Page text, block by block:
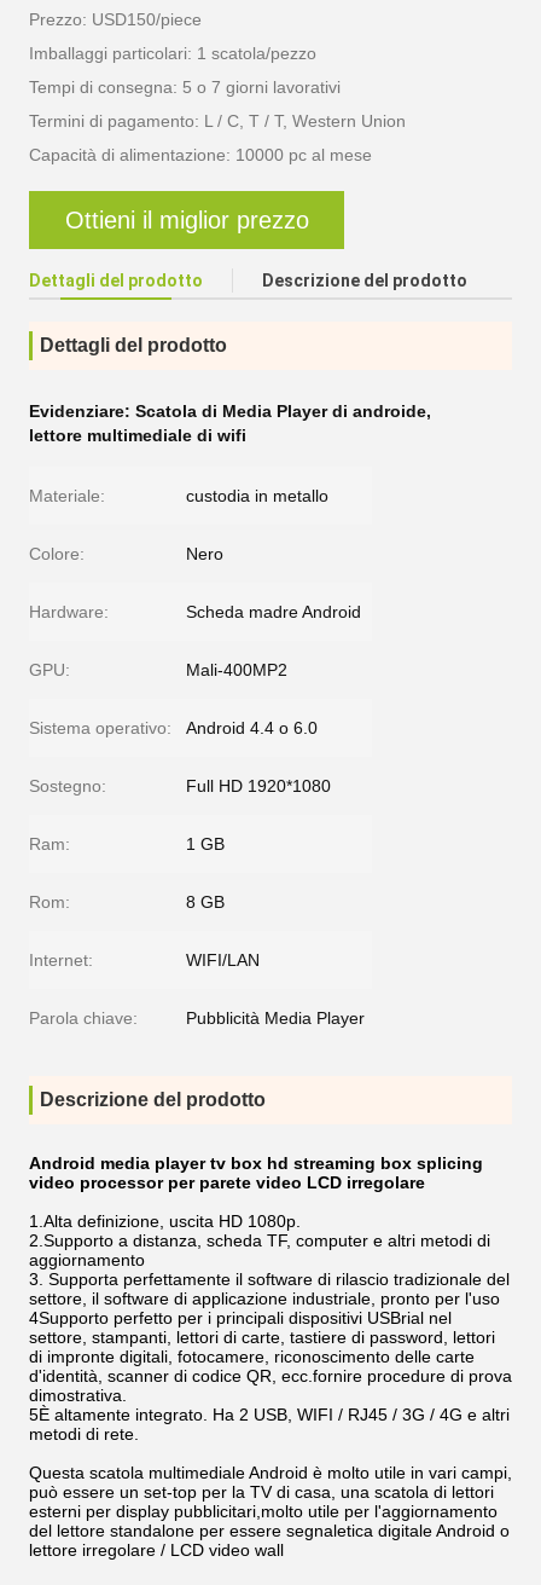
Prezzo: USD150/piece
Imballaggi particolari: 1 scatola/pezzo
Tempi di consegna: 5 o 7 giorni lavorativi
Termini di pagamento: L / C, T / T, Western Union
Capacità di alimentazione: 10000 pc al mese
Ottieni il miglior prezzo
Dettagli del prodotto Descrizione del prodotto
Dettagli del prodotto
Evidenziare: Scatola di Media Player di androide,
lettore multimediale di wifi
Materiale: custodia in metallo
Colore: Nero
Hardware: Scheda madre Android
GPU: Mali-400MP2
Sistema operativo: Android 4.4 o 6.0
Sostegno: Full HD 1920*1080
Ram: 1 GB
Rom: 8 GB
Internet: WIFI/LAN
Parola chiave: Pubblicità Media Player
Descrizione del prodotto
Android media player tv box hd streaming box splicing
video processor per parete video LCD irregolare
1.Alta definizione, uscita HD 1080p.
2.Supporto a distanza, scheda TF, computer e altri metodi di
aggiornamento
3. Supporta perfettamente il software di rilascio tradizionale del
settore, il software di applicazione industriale, pronto per l'uso
4Supporto perfetto per i principali dispositivi USBrial nel
settore, stampanti, lettori di carte, tastiere di password, lettori
di impronte digitali, fotocamere, riconoscimento delle carte
d'identità, scanner di codice QR, ecc.fornire procedure di prova
dimostrativa.
5È altamente integrato. Ha 2 USB, WIFI / RJ45 / 3G / 4G e altri
metodi di rete.
Questa scatola multimediale Android è molto utile in vari campi,
può essere un set-top per la TV di casa, una scatola di lettori
esterni per display pubblicitari,molto utile per l'aggiornamento
del lettore standalone per essere segnaletica digitale Android o
lettore irregolare / LCD video wall